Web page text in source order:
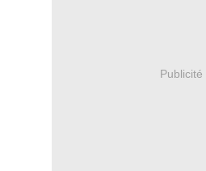
Publicité